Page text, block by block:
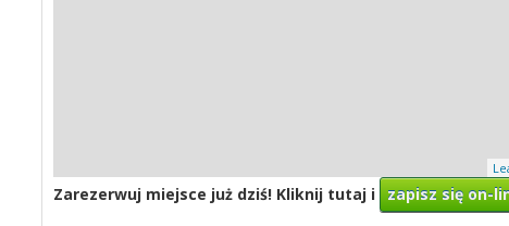
Zarezerwuj miejsce już dziś! Kliknij tutaj i zapisz się on-